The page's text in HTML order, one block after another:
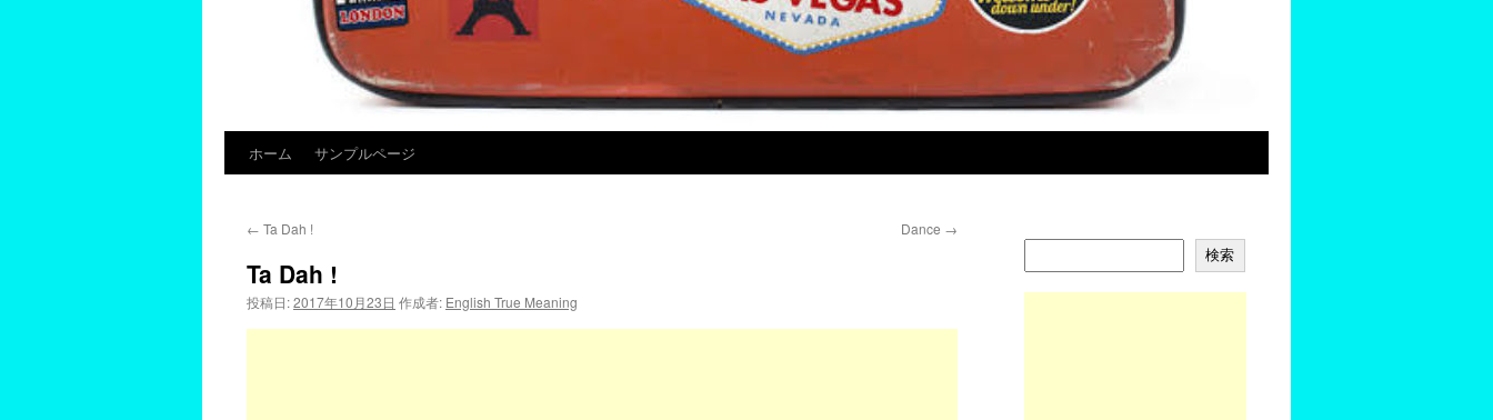
ホーム サンプルページ
← Ta Dah ! Dance →
Ta Dah !
投稿日:2017年10月23日 作成者: English True Meaning
検索